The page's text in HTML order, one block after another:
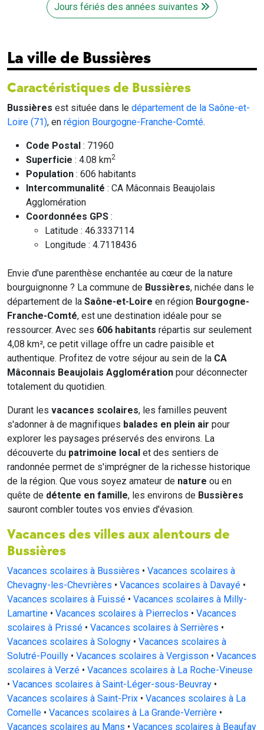
Jours fériés des années suivantes
La ville de Bussières
Caractéristiques de Bussières
Bussières est située dans le département de la Saône-et-
Loire (71), en région Bourgogne-Franche-Comté.
Code Postal : 71960
Superficie : 4.08 km2
Population : 606 habitants
Intercommunalité : CA Mâconnais Beaujolais
Agglomération
Coordonnées GPS :
Latitude : 46.3337114
Longitude : 4.7118436
Envie d'une parenthèse enchantée au cœur de la nature
bourguignonne ? La commune de Bussières, nichée dans le
département de la Saône-et-Loire en région Bourgogne-
Franche-Comté, est une destination idéale pour se
ressourcer. Avec ses 606 habitants répartis sur seulement
4,08 km², ce petit village offre un cadre paisible et
authentique. Profitez de votre séjour au sein de la CA
Mâconnais Beaujolais Agglomération pour déconnecter
totalement du quotidien.
Durant les vacances scolaires, les familles peuvent
s'adonner à de magnifiques balades en plein air pour
explorer les paysages préservés des environs. La
découverte du patrimoine local et des sentiers de
randonnée permet de s'imprégner de la richesse historique
de la région. Que vous soyez amateur de nature ou en
quête de détente en famille, les environs de Bussières
sauront combler toutes vos envies d'évasion.
Vacances des villes aux alentours de
Bussières
Vacances scolaires à Bussières • Vacances scolaires à
Chevagny-les-Chevrières • Vacances scolaires à Davayé •
Vacances scolaires à Fuissé • Vacances scolaires à Milly-
Lamartine • Vacances scolaires à Pierreclos • Vacances
scolaires à Prissé • Vacances scolaires à Serrières •
Vacances scolaires à Sologny • Vacances scolaires à
Solutré-Pouilly • Vacances scolaires à Vergisson • Vacances
scolaires à Verzé • Vacances scolaires à La Roche-Vineuse
• Vacances scolaires à Saint-Léger-sous-Beuvray •
Vacances scolaires à Saint-Prix • Vacances scolaires à La
Comelle • Vacances scolaires à La Grande-Verrière •
Vacances scolaires au Mans • Vacances scolaires à Beaufay